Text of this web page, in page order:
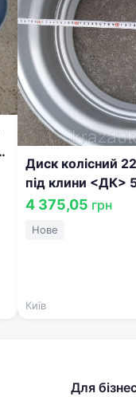
Диск колісний
під клини <ДК>
4 375,05 грн
Нове
Київ
Для